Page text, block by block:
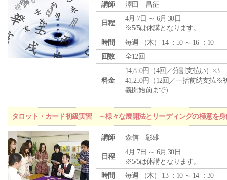
講師 澤田 昌征
日程
4月 7日 ～ 6月 30日
※5/5は休講となります。
時間
毎週 （木） 14 ：50 ～ 16 ：10
回数
全12回
料金
14,850円（4回／分割支払い）×3
41,250円（12回／一括前納支払※
義開始前まで）
タロット・カード初級実習 ～様々な展開法とリーディングの極意を身
講師 森信 彰雄
日程
4月 7日 ～ 6月 30日
※5/5は休講となります。
時間
毎週 （木） 13 ：10 ～ 14 ：30